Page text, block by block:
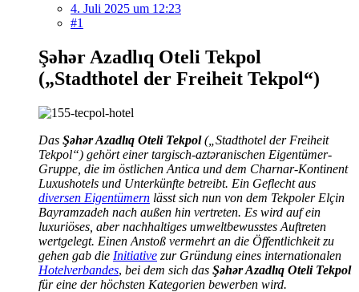
4. Juli 2025 um 12:23
#1
Şəhər Azadlıq Oteli Tekpol
(„Stadthotel der Freiheit Tekpol“)
Das Şəhər Azadlıq Oteli Tekpol(„Stadthotel der Freiheit
Tekpol“) gehört einer targisch-aztǝranischen Eigentümer-
Gruppe, die im östlichen Antica und dem Charnar-Kontinent
Luxushotels und Unterkünfte betreibt. Ein Geflecht aus
diversen Eigentümern lässt sich nun von dem Tekpoler Elçin
Bayramzadeh nach außen hin vertreten. Es wird auf ein
luxuriöses, aber nachhaltiges umweltbewusstes Auftreten
wertgelegt. Einen Anstoß vermehrt an die Öffentlichkeit zu
gehen gab die Initiative zur Gründung eines internationalen
Hotelverbandes, bei dem sich das Şəhər Azadlıq Oteli Tekpol
für eine der höchsten Kategorien bewerben wird.